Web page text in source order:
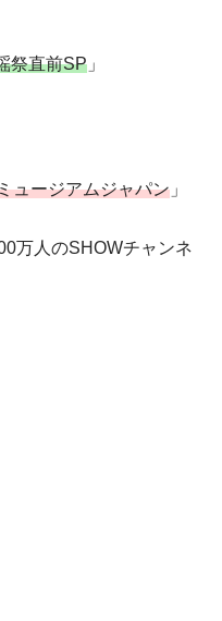
祭直前SP 」
ュージアムジャパン 」
万人のSHOWチャンネ